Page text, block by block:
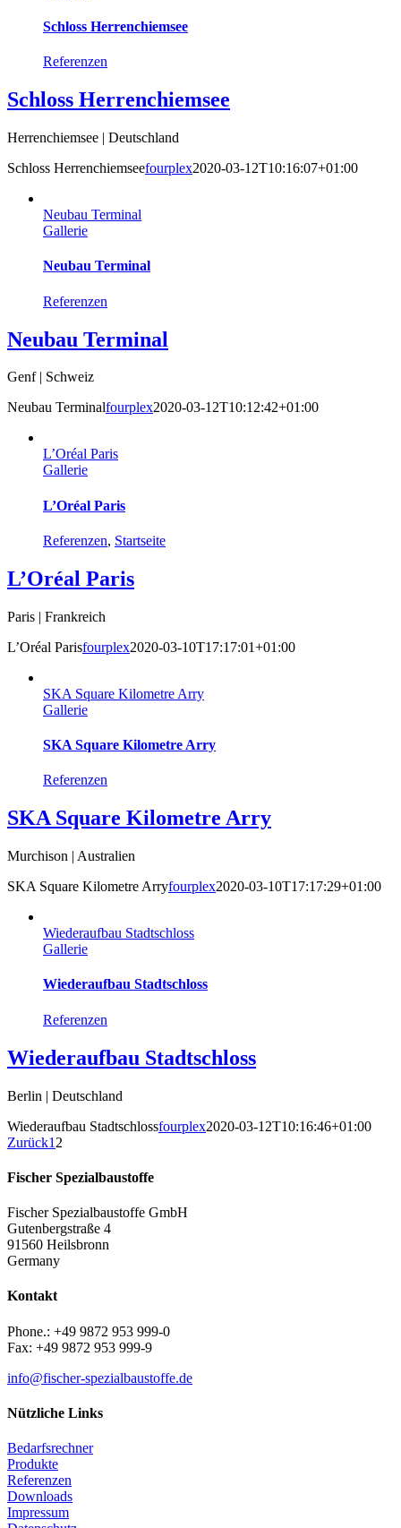
Schloss Herrenchiemsee
Referenzen
Schloss Herrenchiemsee
Herrenchiemsee | Deutschland
Schloss Herrenchiemseefourplex2020-03-12T10:16:07+01:00
Neubau Terminal
Gallerie
Neubau Terminal
Referenzen
Neubau Terminal
Genf | Schweiz
Neubau Terminalfourplex2020-03-12T10:12:42+01:00
L’Oréal Paris
Gallerie
L’Oréal Paris
Referenzen, Startseite
L’Oréal Paris
Paris | Frankreich
L’Oréal Parisfourplex2020-03-10T17:17:01+01:00
SKA Square Kilometre Arry
Gallerie
SKA Square Kilometre Arry
Referenzen
SKA Square Kilometre Arry
Murchison | Australien
SKA Square Kilometre Arryfourplex2020-03-10T17:17:29+01:00
Wiederaufbau Stadtschloss
Gallerie
Wiederaufbau Stadtschloss
Referenzen
Wiederaufbau Stadtschloss
Berlin | Deutschland
Wiederaufbau Stadtschlossfourplex2020-03-12T10:16:46+01:00
Zurück1 2
Fischer Spezialbaustoffe
Fischer Spezialbaustoffe GmbH
Gutenbergstraße 4
91560 Heilsbronn
Germany
Kontakt
Phone.: +49 9872 953 999-0
Fax: +49 9872 953 999-9
info@fischer-spezialbaustoffe.de
Nützliche Links
Bedarfsrechner
Produkte
Referenzen
Downloads
Impressum